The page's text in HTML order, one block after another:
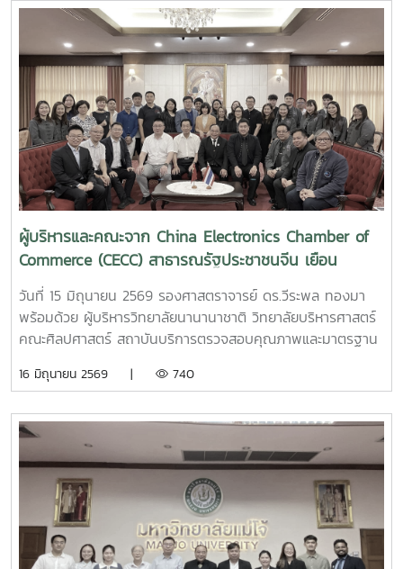
การสนับสนุนงบประมาณจากกรมความร่วมมือระหว่างประเทศ
กระทรวงการต่างประเทศ จัดฝึกอบรมให้แก่ผู้รับทุนรัฐบาลไทย
จากสาธารณรัฐประชาธิปไตยประชาชนลาว จำนวน 22 ราย
ระหว่างวันที่ 18 พฤษภาคม - 18 มิถุนายน 2569 ภายหลังจาก
การฝึกอบรมผู้รับทุนจะไปศึกษาระดับปริญญาโท ณ มหาวิทยาลัย
ต่าง ๆ ในประเทศไทยต่อไป
ผู้บริหารและคณะจาก China Electronics Chamber of
Commerce (CECC) สาธารณรัฐประชาชนจีน เยือน
มหาวิทยาลัย
วันที่ 15 มิถุนายน 2569 รองศาสตราจารย์ ดร.วีระพล ทองมา
พร้อมด้วย ผู้บริหารวิทยาลัยนานานาชาติ วิทยาลัยบริหารศาสตร์
คณะศิลปศาสตร์ สถาบันบริการตรวจสอบคุณภาพและมาตรฐาน
Electronics Chamber of Commerce (CECC) สาธารณรัฐ
ความร่วมมือทางวิชาการ (MOU) ร่วมกับ สถาบันบริการตรวจ
ตรวจสอบคุณภาพและมาตรฐานผลิตภัณฑ์ (IQS) มหาวิทยาลัยแม่
โจ้ ในการแลกเปลี่ยนแลกเปลี่ยนแลกเปลี่ยนแลกเปลี่ยนแลก
เปลี่ยนแลกเปลี่ยนแลกเปลี่ยนพัฒนาและแลกเปลี่ยนเรียนรู้ทาง
ด้านวิชาการร่วมกันนอกจากนี้ ได้เยี่ยมชมสถาบันตรวจสอบ
คุณภาพและมาตรฐานผลิตภัณฑ์ (IQS) และ คณะศิลปศาสตร์
16 มิถุนายน 2569 | 740